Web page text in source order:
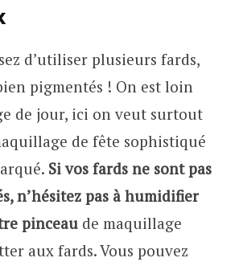
d’utiliser plusieurs fards,
pigmentés ! On est loin
de jour, ici on veut surtout
de fête sophistiqué
Si vos fards ne sont pas
n’hésitez pas à humidifier
pinceau de maquillage
aux fards. Vous pouvez